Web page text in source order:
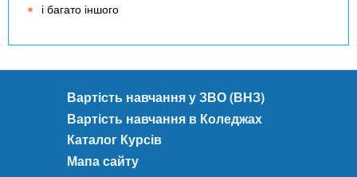
і багато іншого
Вартість навчання у ЗВО (ВНЗ)
Вартість навчання в Коледжах
Каталог Курсів
Мапа сайту